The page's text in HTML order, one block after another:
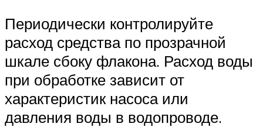
Периодически контролируйте
расход средства по прозрачной
шкале сбоку флакона. Расход воды
при обработке зависит от
характеристик насоса или
давления воды в водопроводе.